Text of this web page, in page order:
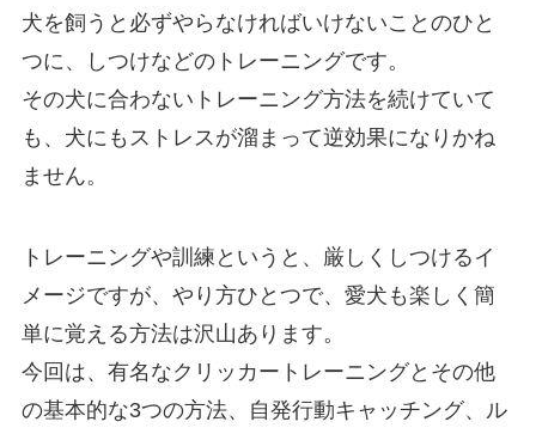
犬を飼うと必ずやらなければいけないことのひと
つに、しつけなどのトレーニングです。
その犬に合わないトレーニング方法を続けていて
も、犬にもストレスが溜まって逆効果になりかね
ません。
トレーニングや訓練というと、厳しくしつけるイ
メージですが、やり方ひとつで、愛犬も楽しく簡
単に覚える方法は沢山あります。
今回は、有名なクリッカートレーニングとその他
の基本的な3つの方法、自発行動キャッチング、ル